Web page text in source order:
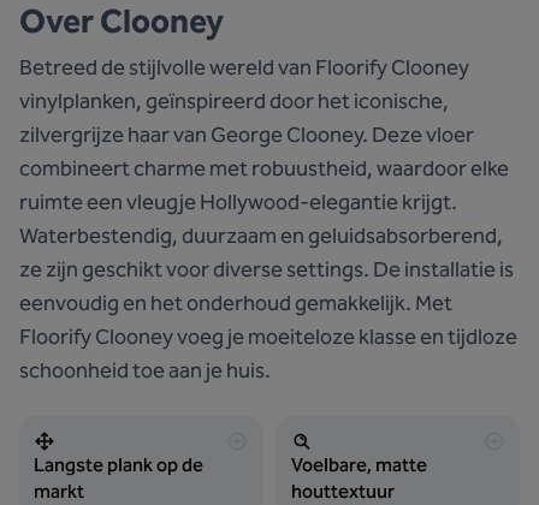
OverClooney
Betreed de stijlvolle wereld van Floorify Clooney
vinylplanken, geïnspireerd door het iconische,
zilvergrijze haar van George Clooney. Deze vloer
combineert charme met robuustheid, waardoor elke
ruimte een vleugje Hollywood-elegantie krijgt.
Waterbestendig, duurzaam en geluidsabsorberend,
ze zijn geschikt voor diverse settings. De installatie is
eenvoudig en het onderhoud gemakkelijk. Met
Floorify Clooney voeg je moeiteloze klasse en tijdloze
schoonheid toe aan je huis.
Langste plank op de
markt
Voelbare, matte
houttextuur